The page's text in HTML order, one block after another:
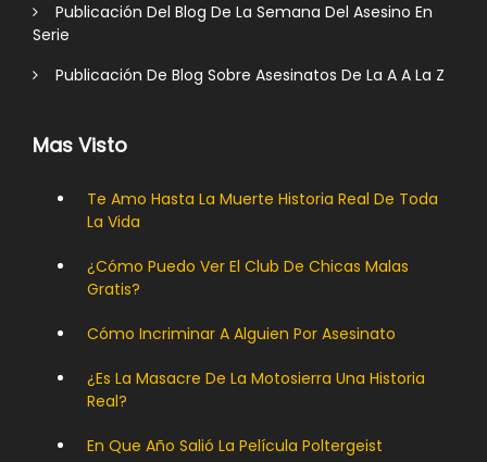
Publicación Del Blog De La Semana Del Asesino En
Serie
Publicación De Blog Sobre Asesinatos De La A A La Z
Mas Visto
Te Amo Hasta La Muerte Historia Real De Toda
La Vida
¿Cómo Puedo Ver El Club De Chicas Malas
Gratis?
Cómo Incriminar A Alguien Por Asesinato
¿Es La Masacre De La Motosierra Una Historia
Real?
En Que Año Salió La Película Poltergeist